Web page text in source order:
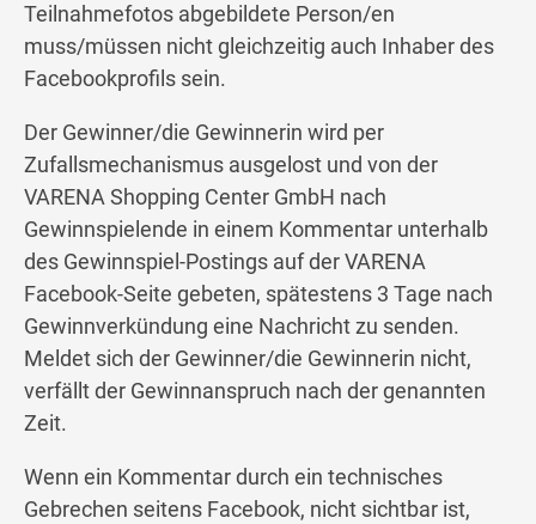
Teilnahmefotos abgebildete Person/en
muss/müssen nicht gleichzeitig auch Inhaber des
Facebookprofils sein.
Der Gewinner/die Gewinnerin wird per
Zufallsmechanismus ausgelost und von der
VARENA Shopping Center GmbH nach
Gewinnspielende in einem Kommentar unterhalb
des Gewinnspiel-Postings auf der VARENA
Facebook-Seite gebeten, spätestens 3 Tage nach
Gewinnverkündung eine Nachricht zu senden.
Meldet sich der Gewinner/die Gewinnerin nicht,
verfällt der Gewinnanspruch nach der genannten
Zeit.
Wenn ein Kommentar durch ein technisches
Gebrechen seitens Facebook, nicht sichtbar ist,